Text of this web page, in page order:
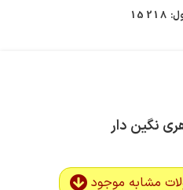
15218
نگین دار
مشابه موجود